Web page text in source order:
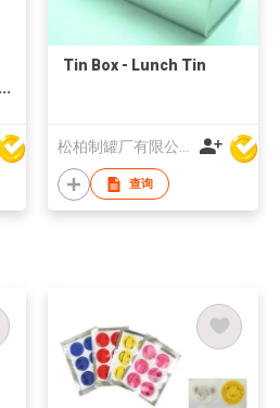
Tin Box - Lunch Tin
查询